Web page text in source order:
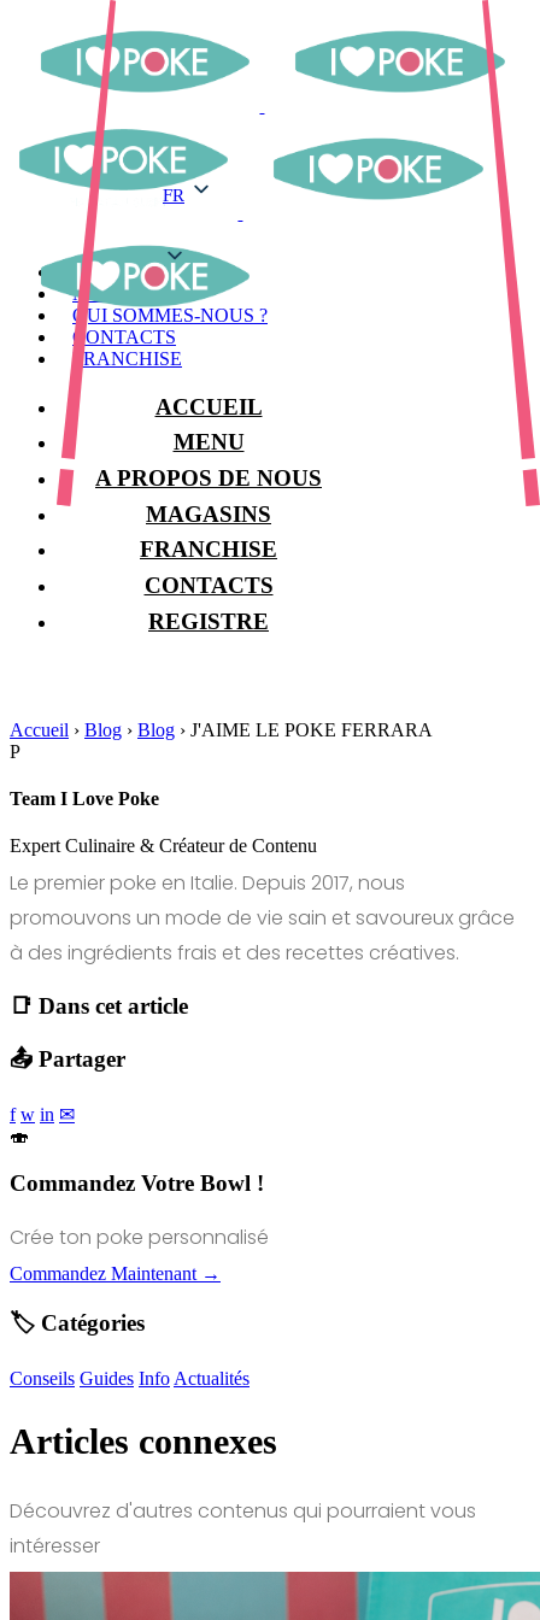
FR
MENU
MAGASINS
QUI SOMMES-NOUS ?
CONTACTS
FRANCHISE
ACCUEIL
MENU
A PROPOS DE NOUS
MAGASINS
FRANCHISE
CONTACTS
REGISTRE
Accueil › Blog › Blog › J'AIME LE POKE FERRARA
P
Team I Love Poke
Expert Culinaire & Créateur de Contenu
Le premier poke en Italie. Depuis 2017, nous
promouvons un mode de vie sain et savoureux grâce
à des ingrédients frais et des recettes créatives.
📑 Dans cet article
📤 Partager
f w in ✉
🍣
Commandez Votre Bowl !
Crée ton poke personnalisé
Commandez Maintenant →
🏷️ Catégories
Conseils Guides Info Actualités
Articles connexes
Découvrez d'autres contenus qui pourraient vous
intéresser